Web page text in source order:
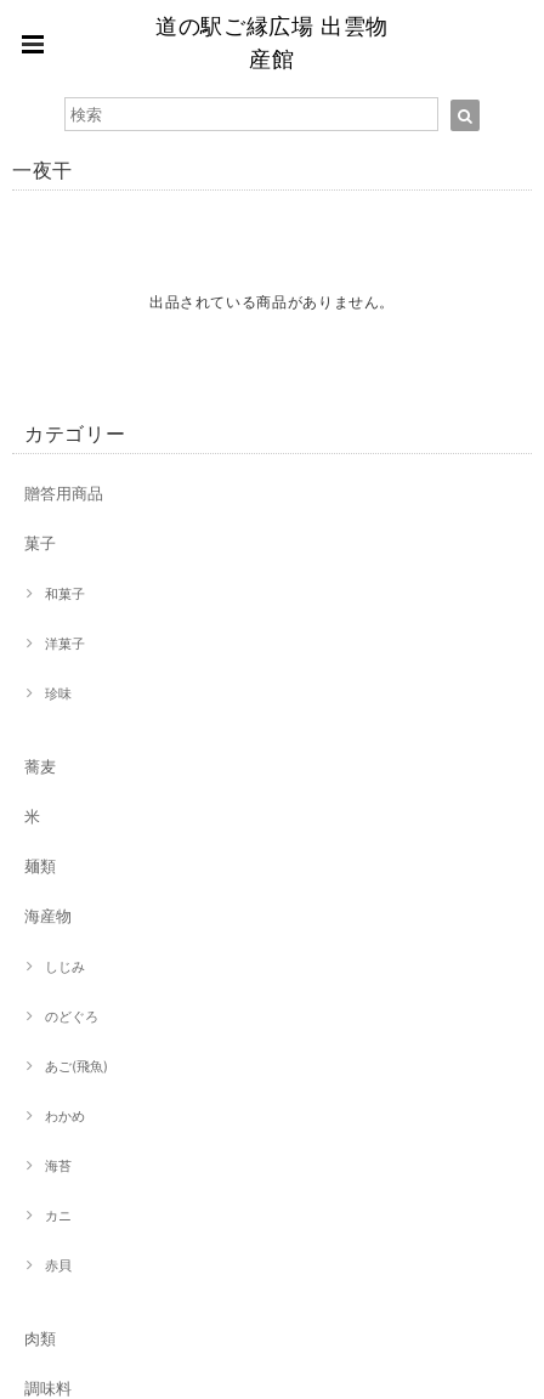
道の駅ご縁広場 出雲物
産館
一夜干
出品されている商品がありません。
カテゴリー
贈答用商品
菓子
和菓子
洋菓子
珍味
蕎麦
米
麺類
海産物
しじみ
のどぐろ
あご(飛魚)
わかめ
海苔
カニ
赤貝
肉類
調味料